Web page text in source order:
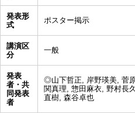
発表形
式
ポスター掲示
講演区
分
一般
発表
者・共
同発表
者
◎山下哲正, 岸野瑛美, 菅
関真理, 惣田麻衣, 野村長
直樹, 森谷卓也